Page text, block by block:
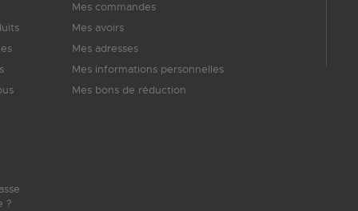
?
Mes commandes
Mes avoirs
Mes adresses
Mes informations personnelles
Mes bons de réduction